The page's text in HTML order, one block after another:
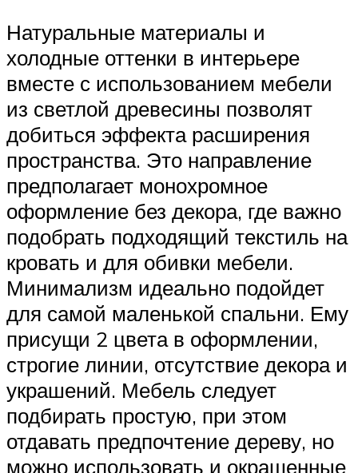
Натуральные материалы и
холодные оттенки в интерьере
вместе с использованием мебели
из светлой древесины позволят
добиться эффекта расширения
пространства. Это направление
предполагает монохромное
оформление без декора, где важно
подобрать подходящий текстиль на
кровать и для обивки мебели.
Минимализм идеально подойдет
для самой маленькой спальни. Ему
присущи 2 цвета в оформлении,
строгие линии, отсутствие декора и
украшений. Мебель следует
подбирать простую, при этом
отдавать предпочтение дереву, но
можно использовать и окрашенные